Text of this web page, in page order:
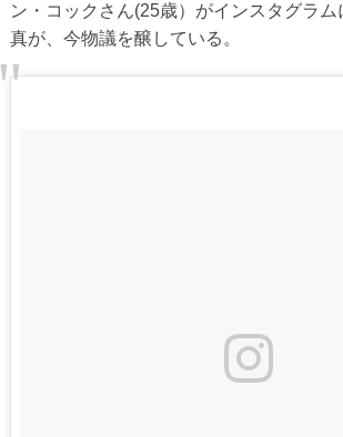
ン・コックさん(25歳）がインスタグラ
真が、今物議を醸している。